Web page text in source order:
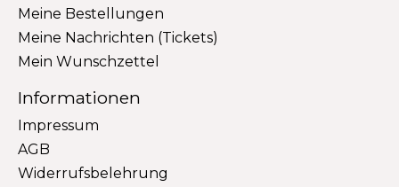
Meine Bestellungen
Meine Nachrichten (Tickets)
Mein Wunschzettel
Informationen
Impressum
AGB
Widerrufsbelehrung